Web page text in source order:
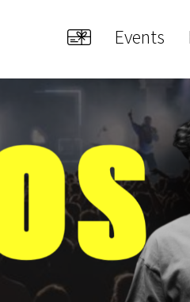
Events